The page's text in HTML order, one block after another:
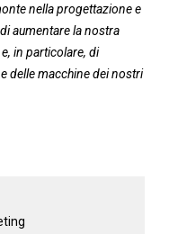
nella progettazione e
aumentare la nostra
in particolare, di
delle macchine dei nostri